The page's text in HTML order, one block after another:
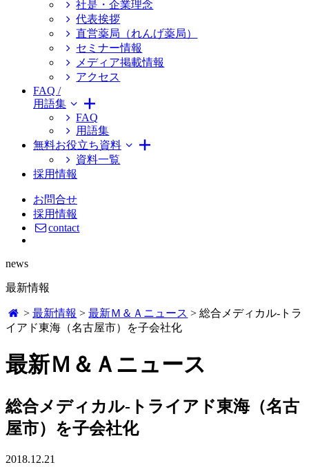
社是・企業理念
代表挨拶
直営薬局（れんげ薬局）
セミナー情報
メディア掲載情報
アクセス
FAQ /
用語集
FAQ
用語集
無料お役立ち資料
資料一覧
採用情報
お問合せ
採用情報
contact
news
最新情報
>最新情報 >最新Ｍ＆Ａニュース >総合メディカル-トラ
イアド東海（名古屋市）を子会社化
最新Ｍ＆Ａニュース
総合メディカル-トライアド東海（名古
屋市）を子会社化
2018.12.21